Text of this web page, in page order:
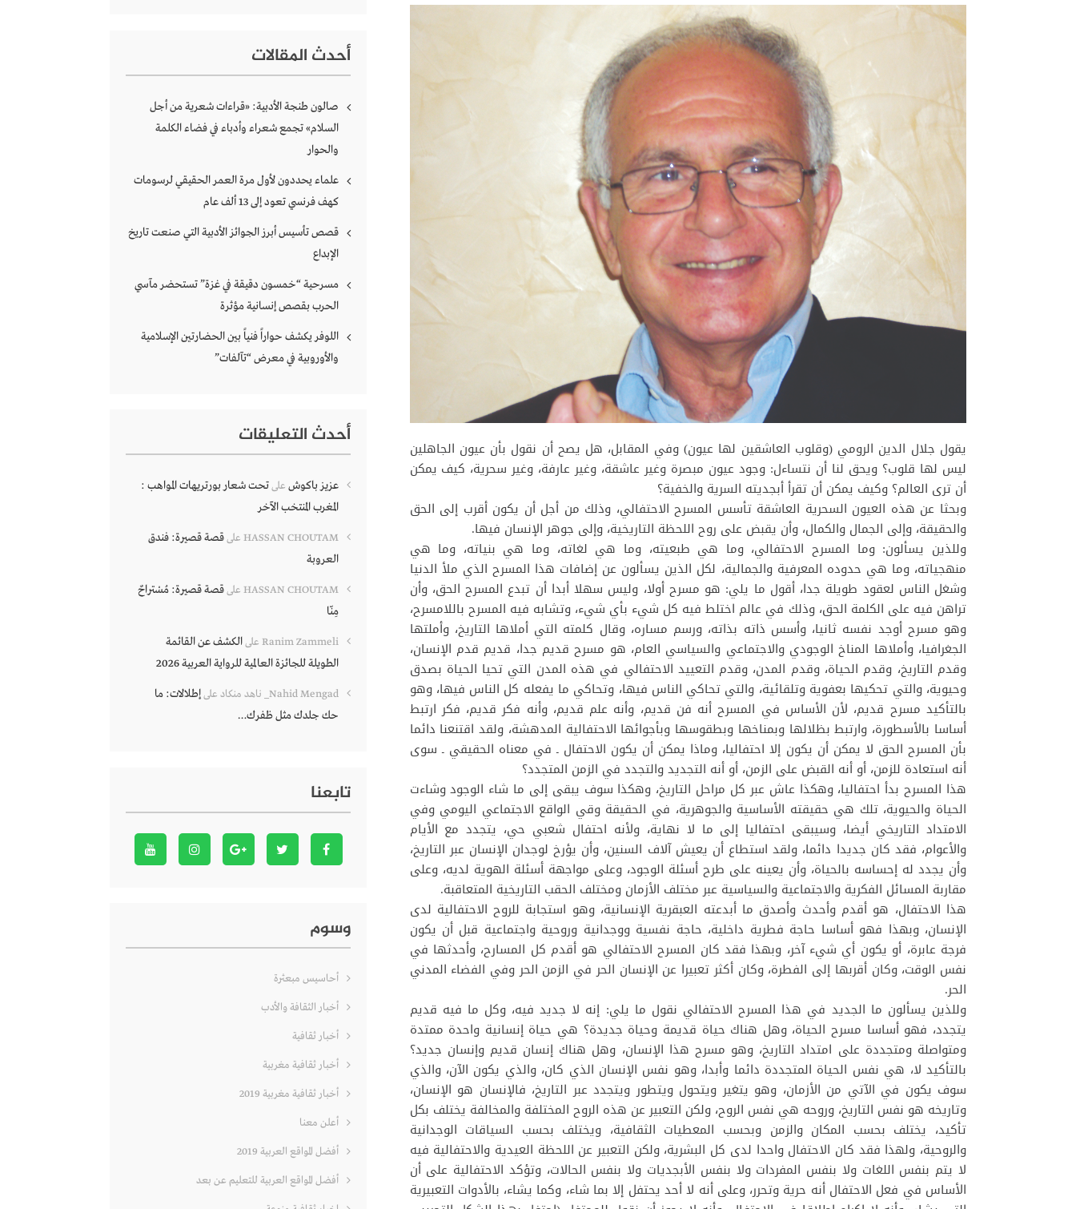
يقول جلال الدين الرومي (وقلوب العاشقين لها عيون) وفي المقابل، هل يصح أن نقول بأن عيون الجاهلين
ليس لها قلوب؟ ويحق لنا أن نتساءل: وجود عيون مبصرة وغير عاشقة، وغير عارفة، وغير سحرية، كيف يمكن
أن ترى العالم؟ وكيف يمكن أن تقرأ أبجديته السرية والخفية؟
وبحثا عن هذه العيون السحرية العاشقة تأسس المسرح الاحتفالي، وذلك من أجل أن يكون أقرب إلى الحق
والحقيقة، وإلى الجمال والكمال، وأن يقبض على روح اللحظة التاريخية، وإلى جوهر الإنسان فيها.
وللذين يسألون: وما المسرح الاحتفالي، وما هي طبعيته، وما هي لغاته، وما هي بنياته، وما هي
منهجياته، وما هي حدوده المعرفية والجمالية، لكل الذين يسألون عن إضافات هذا المسرح الذي ملأ الدنيا
وشغل الناس لعقود طويلة جدا، أقول ما يلي: هو مسرح أولا، وليس سهلا أبدا أن تبدع المسرح الحق، وأن
تراهن فيه على الكلمة الحق، وذلك في عالم اختلط فيه كل شيء بأي شيء، وتشابه فيه المسرح باللامسرح،
وهو مسرح أوجد نفسه ثانيا، وأسس ذاته بذاته، ورسم مساره، وقال كلمته التي أملاها التاريخ، وأملتها
الجغرافيا، وأملاها المناخ الوجودي والاجتماعي والسياسي العام، هو مسرح قديم جدا، قديم قدم الإنسان،
وقدم التاريخ، وقدم الحياة، وقدم المدن، وقدم التعييد الاحتفالي في هذه المدن التي تحيا الحياة بصدق
وحيوية، والتي تحكيها بعفوية وتلقائية، والتي تحاكي الناس فيها، وتحاكي ما يفعله كل الناس فيها، وهو
بالتأكيد مسرح قديم، لأن الأساس في المسرح أنه فن قديم، وأنه علم قديم، وأنه فكر قديم، فكر ارتبط
أساسا بالأسطورة، وارتبط بظلالها وبمناخها وبطقوسها وبأجوائها الاحتفالية المدهشة، ولقد اقتنعنا دائما
بأن المسرح الحق لا يمكن أن يكون إلا احتفاليا، وماذا يمكن أن يكون الاحتفال ـ في معناه الحقيقي ـ سوى
أنه استعادة للزمن، أو أنه القبض على الزمن، أو أنه التجديد والتجدد في الزمن المتجدد؟
هذا المسرح بدأ احتفاليا، وهكذا عاش عبر كل مراحل التاريخ، وهكذا سوف يبقى إلى ما شاء الوجود وشاءت
الحياة والحيوية، تلك هي حقيقته الأساسية والجوهرية، في الحقيقة وقي الواقع الاجتماعي اليومي وفي
الامتداد التاريخي أيضا، وسيبقى احتفاليا إلى ما لا نهاية، ولأنه احتفال شعبي حي، يتجدد مع الأيام
والأعوام، فقد كان جديدا دائما، ولقد استطاع أن يعيش آلاف السنين، وأن يؤرخ لوجدان الإنسان عبر التاريخ،
وأن يجدد له إحساسه بالحياة، وأن يعينه على طرح أسئلة الوجود، وعلى مواجهة أسئلة الهوية لديه، وعلى
مقاربة المسائل الفكرية والاجتماعية والسياسية عبر مختلف الأزمان ومختلف الحقب التاريخية المتعاقبة.
هذا الاحتفال، هو أقدم وأحدث وأصدق ما أبدعته العبقرية الإنسانية، وهو استجابة للروح الاحتفالية لدى
الإنسان، وبهذا فهو أساسا حاجة فطرية داخلية، حاجة نفسية ووجدانية وروحية واجتماعية قبل أن يكون
فرجة عابرة، أو يكون أي شيء آخر، وبهذا فقد كان المسرح الاحتفالي هو أقدم كل المسارح، وأحدثها في
نفس الوقت، وكان أقربها إلى الفطرة، وكان أكثر تعبيرا عن الإنسان الحر في الزمن الحر وفي الفضاء المدني
الحر.
وللذين يسألون ما الجديد في هذا المسرح الاحتفالي نقول ما يلي: إنه لا جديد فيه، وكل ما فيه قديم
يتجدد، فهو أساسا مسرح الحياة، وهل هناك حياة قديمة وحياة جديدة؟ هي حياة إنسانية واحدة ممتدة
ومتواصلة ومتجددة على امتداد التاريخ، وهو مسرح هذا الإنسان، وهل هناك إنسان قديم وإنسان جديد؟
بالتأكيد لا، هي نفس الحياة المتجددة دائما وأبدا، وهو نفس الإنسان الذي كان، والذي يكون الآن، والذي
سوف يكون في الآتي من الأزمان، وهو يتغير ويتحول ويتطور ويتجدد عبر التاريخ، فالإنسان هو الإنسان،
وتاريخه هو نفس التاريخ، وروحه هي نفس الروح، ولكن التعبير عن هذه الروح المختلفة والمخالفة يختلف بكل
تأكيد، يختلف بحسب المكان والزمن وبحسب المعطيات الثقافية، ويختلف بحسب السياقات الوجدانية
والروحية، ولهذا فقد كان الاحتفال واحدا لدى كل البشرية، ولكن التعبير عن اللحظة العيدية والاحتفالية فيه
لا يتم بنفس اللغات ولا بنفس المفردات ولا بنفس الأبجديات ولا بنفس الحالات، وتؤكد الاحتفالية على أن
الأساس في فعل الاحتفال أنه حرية وتحرر، وعلى أنه لا أحد يحتفل إلا بما شاء، وكما يشاء، بالأدوات التعبيرية
أحدث المقالات
صالون طنجة الأدبية: «قراءات شعرية من أجل
السلام» تجمع شعراء وأدباء في فضاء الكلمة
والحوار
علماء يحددون لأول مرة العمر الحقيقي لرسومات
كهف فرنسي تعود إلى 13 ألف عام
قصص تأسيس أبرز الجوائز الأدبية التي صنعت تاريخ
الإبداع
مسرحية “خمسون دقيقة في غزة” تستحضر مآسي
الحرب بقصص إنسانية مؤثرة
اللوفر يكشف حواراً فنياً بين الحضارتين الإسلامية
والأوروبية في معرض “تآلفات”
أحدث التعليقات
عزيز باكوش علىتحت شعار بورتريهات المواهب :
المغرب المنتخب الآخر
HASSAN CHOUTAM علىقصة قصيرة: فندق
العروبة
HASSAN CHOUTAM علىقصة قصيرة: مُسْتراحٌ
مِنّا
Ranim Zammeli علىالكشف عن القائمة
الطويلة للجائزة العالمية للرواية العربية 2026
Nahid Mengad_ ناهد منكاد علىإطلالات: ما
حك جلدك مثل ظفرك…
تابعنا
وسوم
أحاسيس مبعثرة
أخبار الثقافة والأدب
أخبار ثقافية
أخبار ثقافية مغربية
أخبار ثقافية مغربية 2019
أعلن معنا
أفضل المواقع العربية 2019
أفضل المواقع العربية للتعليم عن بعد